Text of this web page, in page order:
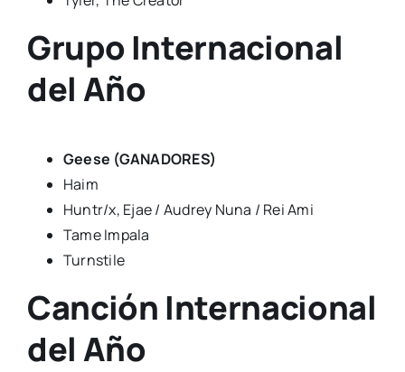
Grupo Internacional
del Año
Geese (GANADORES)
Haim
Huntr/x, Ejae / Audrey Nuna / Rei Ami
Tame Impala
Turnstile
Canción Internacional
del Año